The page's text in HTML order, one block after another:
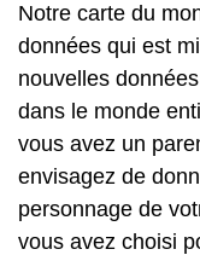
Notre carte du
données qui est
nouvelles
dans le monde
vous avez un
envisagez de
personnage de
vous avez choisi